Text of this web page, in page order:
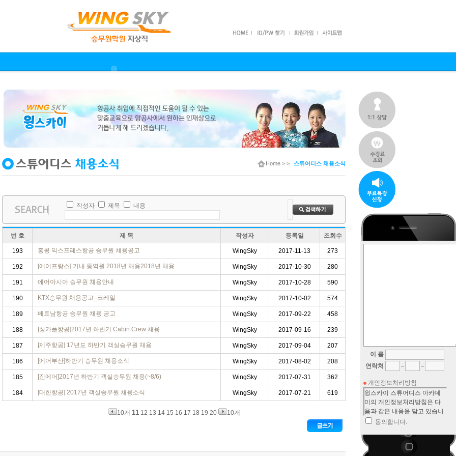
Home > > 스튜어디스 채용소식
작성자 제목 내용
번 호 제 목 작성자 등록일 조회수
193 홍콩 익스프레스항공 승무원 채용공고 WingSky 2017-11-13 273
192 [에어프랑스] 기내 통역원 2018년 채용2018년 채용 WingSky 2017-10-30 280
191 에어아시아 승무원 채용안내 WingSky 2017-10-28 590
190 KTX승무원 채용공고_코레일 WingSky 2017-10-02 574
189 베트남항공 승무원 채용 공고 WingSky 2017-09-22 458
188 [싱가폴항공]2017년 하반기 Cabin Crew 채용 WingSky 2017-09-16 239
187 [제주항공] 17년도 하반기 객실승무원 채용 WingSky 2017-09-04 207
186 [에어부산]하반기 승무원 채용소식 WingSky 2017-08-02 208
185 [진에어]2017년 하반기 객실승무원 채용(~8/6) WingSky 2017-07-31 362
184 [대한항공] 2017년 객실승무원 채용소식 WingSky 2017-07-21 619
10개 11 12 13 14 15 16 17 18 19 20 10개
이 름
연락처
개인정보처리방침
동의합니다.